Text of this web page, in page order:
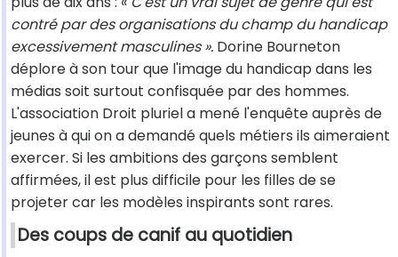
contré par des organisations du champ du handicap
excessivement masculines ». Dorine Bourneton
déplore à son tour que l'image du handicap dans les
médias soit surtout confisquée par des hommes.
L'association Droit pluriel a mené l'enquête auprès de
jeunes à qui on a demandé quels métiers ils aimeraient
exercer. Si les ambitions des garçons semblent
affirmées, il est plus difficile pour les filles de se
projeter car les modèles inspirants sont rares.
Des coups de canif au quotidien